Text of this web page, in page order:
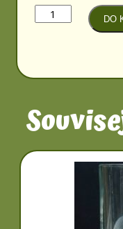
Chňapka
kuchyňská
DO